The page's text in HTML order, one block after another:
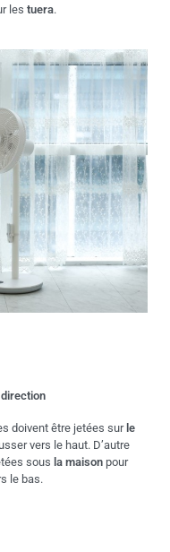
les tuera.
doivent être jetées sur le
vers le haut. D’autre
sous la maison pour
le bas.